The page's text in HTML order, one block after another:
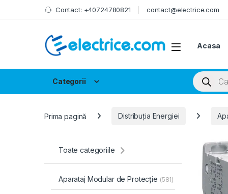
Skip to navigation
Skip to content Contact: +40724780821 contact@electrice.com
Acasa
Categorii
Products
Prima pagină Distribuția Energiei
Toate categoriile
Aparataj Modular de Protecție (581)